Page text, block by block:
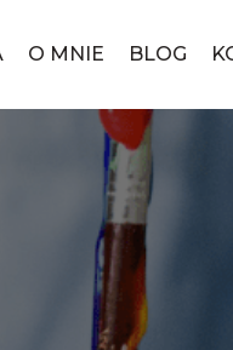
O MNIE BLOG